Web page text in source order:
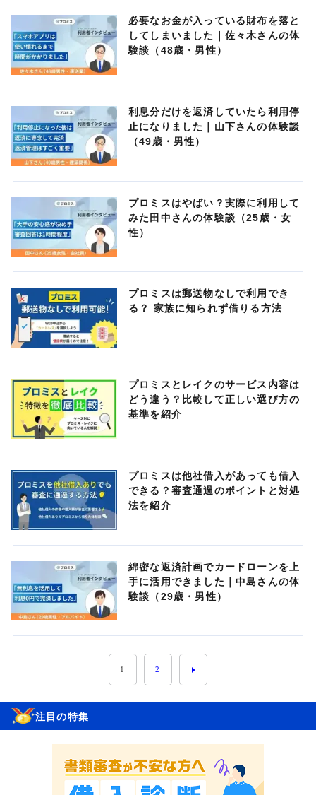
必要なお金が入っている財布を落と
してしまいました｜佐々木さんの体
験談（48歳・男性）
利息分だけを返済していたら利用停
止になりました｜山下さんの体験談
（49歳・男性）
プロミスはやばい？実際に利用して
みた田中さんの体験談（25歳・女
性）
プロミスは郵送物なしで利用でき
る？ 家族に知られず借りる方法
プロミスとレイクのサービス内容は
どう違う？比較して正しい選び方の
基準を紹介
プロミスは他社借入があっても借入
できる？審査通過のポイントと対処
法を紹介
綿密な返済計画でカードローンを上
手に活用できました｜中島さんの体
験談（29歳・男性）
1 2
注目の特集